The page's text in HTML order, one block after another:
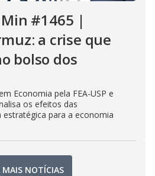
Min #1465 |
a crise que
bolso dos
Economia pela FEA-USP e
os efeitos das
para a economia
MAIS NOTÍCIAS